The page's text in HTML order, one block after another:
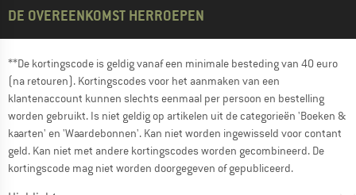
DE OVEREENKOMST HERROEPEN
**De kortingscode is geldig vanaf een minimale besteding van 40 euro
(na retouren). Kortingscodes voor het aanmaken van een
klantenaccount kunnen slechts eenmaal per persoon en bestelling
worden gebruikt. Is niet geldig op artikelen uit de categorieën 'Boeken &
kaarten' en 'Waardebonnen'. Kan niet worden ingewisseld voor contant
geld. Kan niet met andere kortingscodes worden gecombineerd. De
kortingscode mag niet worden doorgegeven of gepubliceerd.